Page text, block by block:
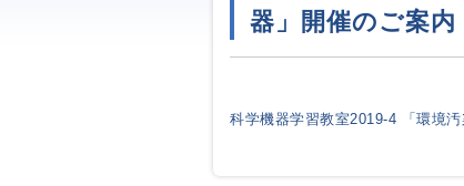
器」開催のご案
科学機器学習教室2019-4 「環境